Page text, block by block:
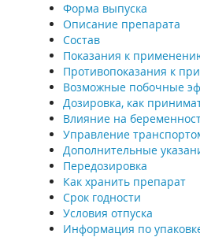
Форма выпуска
Описание препарата
Состав
Показания к
Противопоказания к
Возможные побочные
Дозировка, как
Влияние на
Управление
Дополнительные
Передозировка
Как хранить препарат
Срок годности
Условия отпуска
Информация по